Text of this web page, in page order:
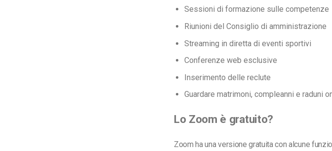
Sessioni di formazione sulle competenze
Riunioni del Consiglio di amministrazione
Streaming in diretta di eventi sportivi
Conferenze web esclusive
Inserimento delle reclute
Guardare matrimoni, compleanni e raduni
Lo Zoom è gratuito?
Zoom ha una versione gratuita con alcune